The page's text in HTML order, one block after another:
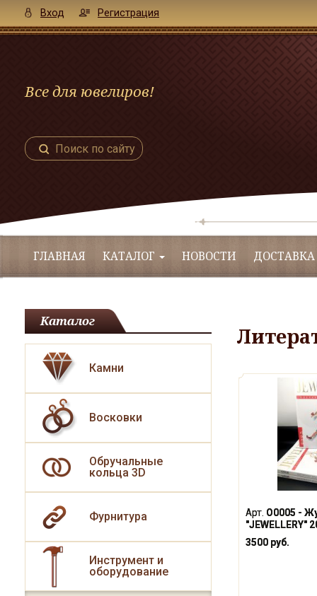
Вход Регистрация
Все для ювелиров!
Поиск по сайту
ГЛАВНАЯ КАТАЛОГ НОВОСТИ
Арт. О0005 -
"JEWELLERY"
3500 руб.
Каталог
Камни
Восковки
Обручальные
кольца 3D
Фурнитура
Инструмент и
оборудование